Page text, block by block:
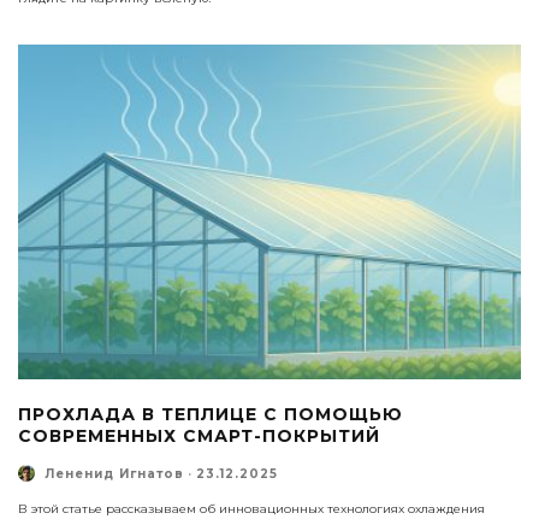
ПРОХЛАДА В ТЕПЛИЦЕ С ПОМОЩЬЮ
СОВРЕМЕННЫХ СМАРТ-ПОКРЫТИЙ
Лененид Игнатов · 23.12.2025
В этой статье рассказываем об инновационных технологиях охлаждения